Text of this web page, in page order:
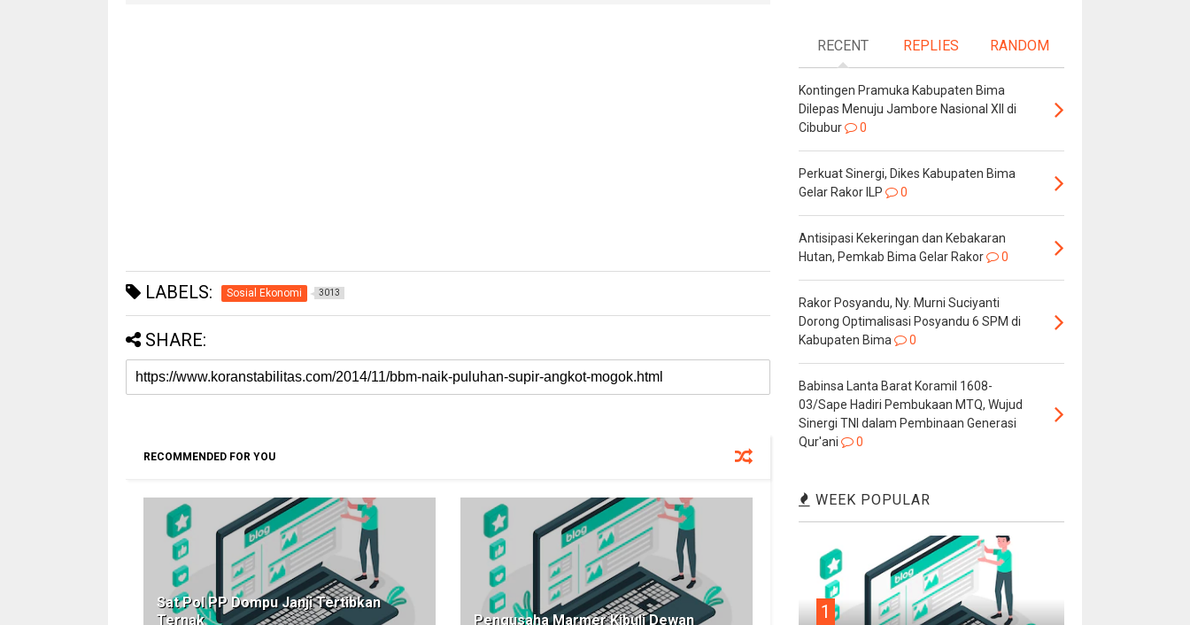
LABELS: Sosial Ekonomi 3013
SHARE:
RECOMMENDED FOR YOU
Sat Pol PP Dompu Janji Tertibkan
Ternak
Pengusaha Marmer Kibuli Dewan
RECENT REPLIES RANDOM
Kontingen Pramuka Kabupaten Bima
Dilepas Menuju Jambore Nasional XII di
Cibubur
0
Perkuat Sinergi, Dikes Kabupaten Bima
Gelar Rakor ILP
0
Antisipasi Kekeringan dan Kebakaran
Hutan, Pemkab Bima Gelar Rakor
0
Rakor Posyandu, Ny. Murni Suciyanti
Dorong Optimalisasi Posyandu 6 SPM di
Kabupaten Bima
0
Babinsa Lanta Barat Koramil 1608-
03/Sape Hadiri Pembukaan MTQ, Wujud
Sinergi TNI dalam Pembinaan Generasi
Qur'ani
0
WEEK POPULAR
1